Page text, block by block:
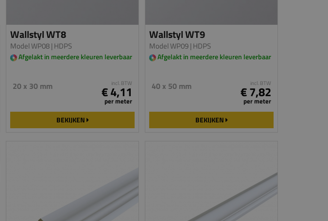
Wallstyl WT8
Model WP08| HDPS
Afgelakt in meerdere kleuren leverbaar
20 x 30 mm incl. BTW
€ 4,11
per meter
BEKIJKEN
Wallstyl WT9
Model WP09| HDPS
Afgelakt in meerdere kleuren leverbaar
40 x 50 mm incl. BTW
€ 7,82
per meter
BEKIJKEN